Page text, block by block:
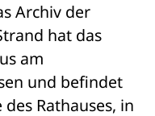
Archiv der
hat das
am
und befindet
Rathauses, in